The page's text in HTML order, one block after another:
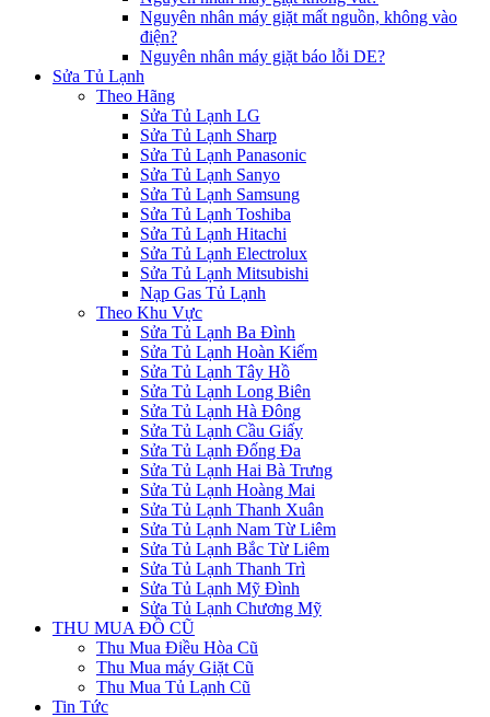
Nguyên nhân máy giặt mất nguồn, không vào
điện?
Nguyên nhân máy giặt báo lỗi DE?
Sửa Tủ Lạnh
Theo Hãng
Sửa Tủ Lạnh LG
Sửa Tủ Lạnh Sharp
Sửa Tủ Lạnh Panasonic
Sửa Tủ Lạnh Sanyo
Sửa Tủ Lạnh Samsung
Sửa Tủ Lạnh Toshiba
Sửa Tủ Lạnh Hitachi
Sửa Tủ Lạnh Electrolux
Sửa Tủ Lạnh Mitsubishi
Nạp Gas Tủ Lạnh
Theo Khu Vực
Sửa Tủ Lạnh Ba Đình
Sửa Tủ Lạnh Hoàn Kiếm
Sửa Tủ Lạnh Tây Hồ
Sửa Tủ Lạnh Long Biên
Sửa Tủ Lạnh Hà Đông
Sửa Tủ Lạnh Cầu Giấy
Sửa Tủ Lạnh Đống Đa
Sửa Tủ Lạnh Hai Bà Trưng
Sửa Tủ Lạnh Hoàng Mai
Sửa Tủ Lạnh Thanh Xuân
Sửa Tủ Lạnh Nam Từ Liêm
Sửa Tủ Lạnh Bắc Từ Liêm
Sửa Tủ Lạnh Thanh Trì
Sửa Tủ Lạnh Mỹ Đình
Sửa Tủ Lạnh Chương Mỹ
THU MUA ĐỒ CŨ
Thu Mua Điều Hòa Cũ
Thu Mua máy Giặt Cũ
Thu Mua Tủ Lạnh Cũ
Tin Tức